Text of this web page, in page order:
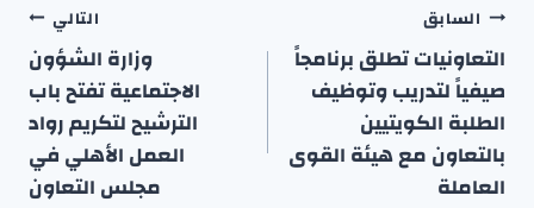
تصفّح
المقالات
السابق
التعاونيات تطلق برنامجاً
صيفياً لتدريب وتوظيف
الطلبة الكويتيين
بالتعاون مع هيئة القوى
العاملة
التالي
وزارة الشؤون
الاجتماعية تفتح باب
الترشيح لتكريم رواد
العمل الأهلي في
مجلس التعاون